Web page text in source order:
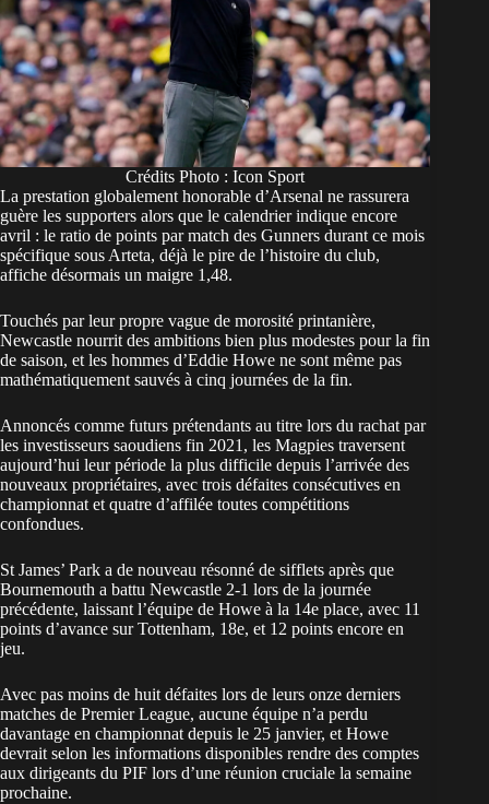
Crédits Photo : Icon Sport
La prestation globalement honorable d’Arsenal ne rassurera
guère les supporters alors que le calendrier indique encore
avril : le ratio de points par match des Gunners durant ce mois
spécifique sous Arteta, déjà le pire de l’histoire du club,
affiche désormais un maigre 1,48.
Touchés par leur propre vague de morosité printanière,
Newcastle nourrit des ambitions bien plus modestes pour la fin
de saison, et les hommes d’Eddie Howe ne sont même pas
mathématiquement sauvés à cinq journées de la fin.
Annoncés comme futurs prétendants au titre lors du rachat par
les investisseurs saoudiens fin 2021, les Magpies traversent
aujourd’hui leur période la plus difficile depuis l’arrivée des
nouveaux propriétaires, avec trois défaites consécutives en
championnat et quatre d’affilée toutes compétitions
confondues.
St James’ Park a de nouveau résonné de sifflets après que
Bournemouth a battu Newcastle 2-1 lors de la journée
précédente, laissant l’équipe de Howe à la 14e place, avec 11
points d’avance sur Tottenham, 18e, et 12 points encore en
jeu.
Avec pas moins de huit défaites lors de leurs onze derniers
matches de Premier League, aucune équipe n’a perdu
davantage en championnat depuis le 25 janvier, et Howe
devrait selon les informations disponibles rendre des comptes
aux dirigeants du PIF lors d’une réunion cruciale la semaine
prochaine.